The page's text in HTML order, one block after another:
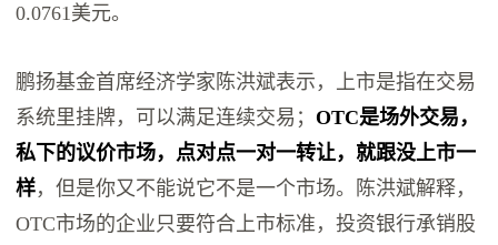
0.0761美元。
鹏扬基金首席经济学家陈洪斌表示，上市是指在交易
系统里挂牌，可以满足连续交易；OTC是场外交易，
私下的议价市场，点对点一对一转让，就跟没上市一
样，但是你又不能说它不是一个市场。陈洪斌解释，
OTC市场的企业只要符合上市标准，投资银行承销股